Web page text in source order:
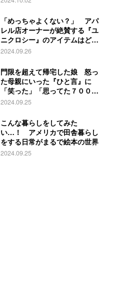
「めっちゃよくない？」 アパ
レル店オーナーが絶賛する『ユ
ニクロシー』のアイテムはど
れ？
2024.09.26
門限を超えて帰宅した娘 怒っ
た母親にいった『ひと言』に
「笑った」「思ってた７００倍
特殊」
2024.09.25
こんな暮らしをしてみた
い…！ アメリカで田舎暮らし
をする日常がまるで絵本の世界
2024.09.25